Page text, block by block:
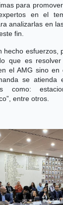
para promover
en el
analizarlas en
fin.
hecho esfuerzos,
que es
el AMG sino en
se
como:
entre otros.